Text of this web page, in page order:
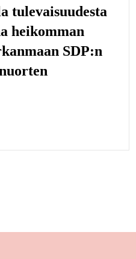
tulevaisuudesta
heikomman
SDP:n